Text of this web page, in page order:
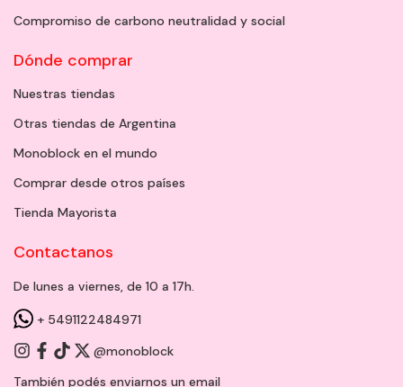
Compromiso de carbono neutralidad y social
Dónde comprar
Nuestras tiendas
Otras tiendas de Argentina
Monoblock en el mundo
Comprar desde otros países
Tienda Mayorista
Contactanos
De lunes a viernes, de 10 a 17h.
+ 5491122484971
@monoblock
También podés enviarnos un email